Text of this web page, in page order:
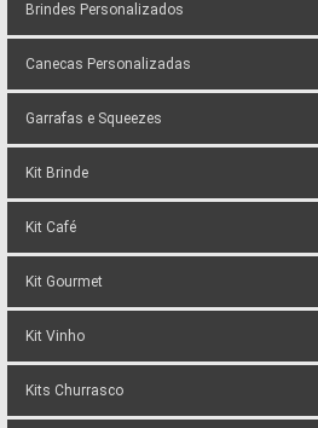
Brindes Personalizados
Canecas Personalizadas
Garrafas e Squeezes
Kit Brinde
Kit Café
Kit Gourmet
Kit Vinho
Kits Churrasco